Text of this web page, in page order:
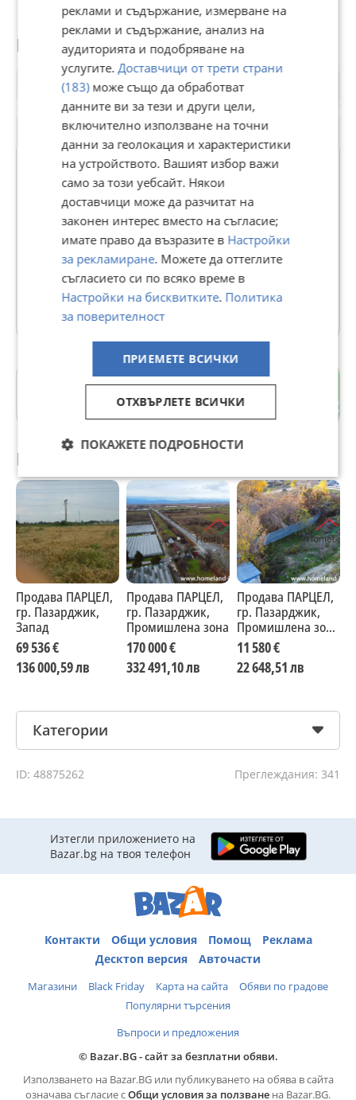
Потребител
ЗЕМЯ
В Bazar.BG от 11 септември 2013г.
Последно активен 01 август в 17:49 ч.
70 Обяви
Устрем
гр. Пазарджик
Препоръчани за теб
Продава ПАРЦЕЛ,
гр. Пазарджик,
Запад
69 536 €
136 000,59 лв
Продава ПАРЦЕЛ,
гр. Пазарджик,
Промишлена зона
170 000 €
332 491,10 лв
Продава ПАРЦЕЛ,
гр. Пазарджик,
Промишлена зона
- Изток
11 580 €
22 648,51 лв
Категории
ID: 48875262 Преглеждания: 341
Изтегли приложението на
Bazar.bg на твоя телефон
Контакти Общи условия Помощ
Реклама
Десктоп версия
Авточасти
Магазини Black Friday Карта на сайта
Обяви по градове
Популярни търсения
Въпроси и предложения
© Bazar.BG - сайт за безплатни обяви.
Използването на Bazar.BG или публикуването на обява в сайта
означава съгласие сОбщи условия за ползване на Bazar.BG.
реклами и съдържание, измерване на
реклами и съдържание, анализ на
аудиторията и подобряване на
услугите. Доставчици от трети страни
(183)може също да обработват
данните ви за тези и други цели,
включително използване на точни
данни за геолокация и характеристики
на устройството. Вашият избор важи
само за този уебсайт. Някои
доставчици може да разчитат на
законен интерес вместо на съгласие;
имате право да възразите в Настройки
за рекламиране. Можете да оттеглите
съгласието си по всяко време в
Настройки на бисквитките. Политика
за поверителност
ПРИЕМЕТЕ ВСИЧКИ
ОТХВЪРЛЕТЕ ВСИЧКИ
ПОКАЖЕТЕ ПОДРОБНОСТИ